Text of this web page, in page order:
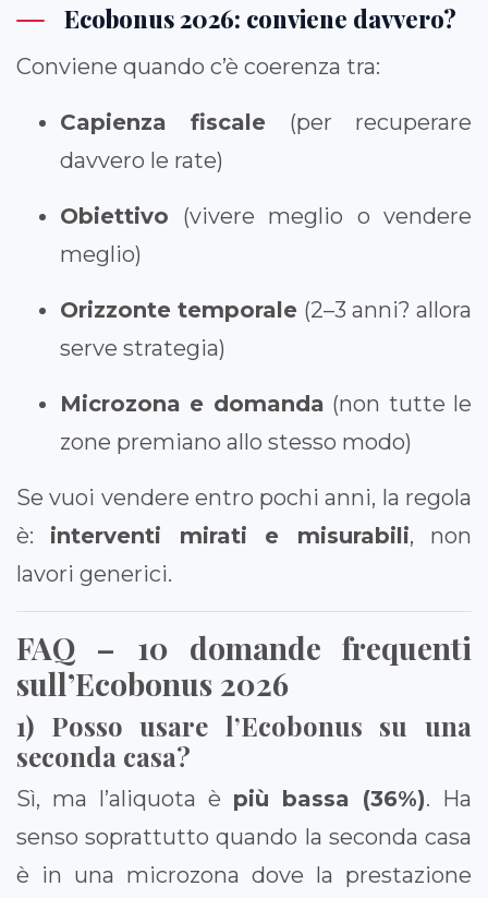
Ecobonus 2026: conviene davvero?
Conviene quando c’è coerenza tra:
Capienza fiscale (per recuperare
davvero le rate)
Obiettivo (vivere meglio o vendere
meglio)
Orizzonte temporale (2–3 anni? allora
serve strategia)
Microzona e domanda (non tutte le
zone premiano allo stesso modo)
Se vuoi vendere entro pochi anni, la regola
è: interventi mirati e misurabili, non
lavori generici.
FAQ – 10 domande frequenti
sull’Ecobonus 2026
1) Posso usare l’Ecobonus su una
seconda casa?
Sì, ma l’aliquota è più bassa (36%). Ha
senso soprattutto quando la seconda casa
è in una microzona dove la prestazione